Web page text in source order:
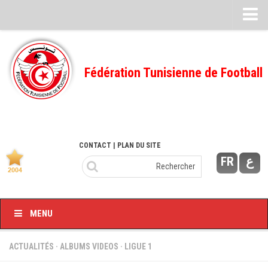
Feuille de match
FMI – 2022/2023
Ligue I – 2022/2023
Ligue I – 2020/2021
Ligue I – 2019/2020
Feuilles de match 2018/2019
Fédération Tunisienne de Football
FR ع
CONTACT | PLAN DU SITE
MENU
ACTUALITÉS · ALBUMS VIDEOS · LIGUE 1